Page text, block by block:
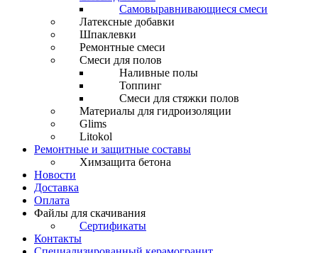
Самовыравнивающиеся смеси
Латексные добавки
Шпаклевки
Ремонтные смеси
Смеси для полов
Наливные полы
Топпинг
Смеси для стяжки полов
Материалы для гидроизоляции
Glims
Litokol
Ремонтные и защитные составы
Химзащита бетона
Новости
Доставка
Оплата
Файлы для скачивания
Сертификаты
Контакты